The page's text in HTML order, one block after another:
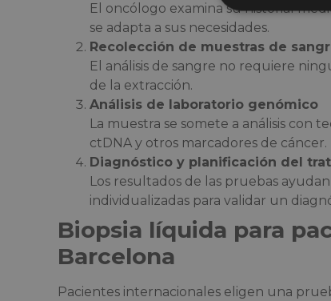
El oncólogo examina su historial
se adapta a sus necesidades.
Recolección de muestras de
El análisis de sangre no requiere
de la extracción.
Análisis de laboratorio genómico
La muestra se somete a análisis con
ctDNA y otros marcadores de cáncer.
Diagnóstico y planificación del
Los resultados de las pruebas
individualizadas para validar un
Biopsia líquida para
Barcelona
Pacientes internacionales eligen una